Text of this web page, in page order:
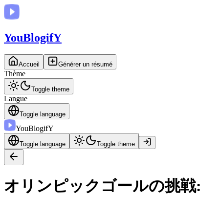
YouBlogifY
Accueil Générer un résumé
Thème
Toggle theme
Langue
Toggle language
YouBlogifY
Toggle language Toggle theme
オリンピックゴールの挑戦: